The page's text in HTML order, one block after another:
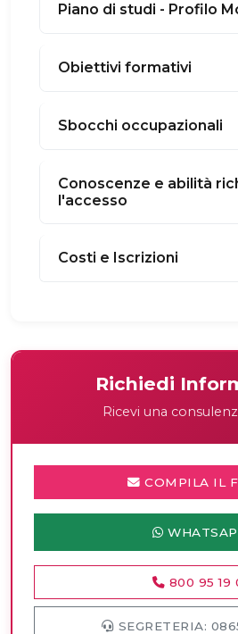
Piano di studi - Profilo
Obiettivi formativi
Sbocchi occupazionali
Conoscenze e abilità
l'accesso
Costi e Iscrizioni
Richiedi
Ricevi una
COMPILA IL
800 95 19
SEGRETERIA: